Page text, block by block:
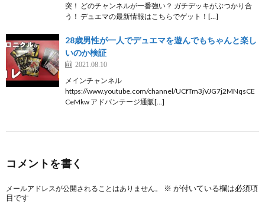
突！ どのチャンネルが一番強い？ ガチデッキがぶつかり合
う！ デュエマの最新情報はこちらでゲット！[…]
28歳男性が一人でデュエマを遊んでもちゃんと楽し
いのか検証
2021.08.10
メインチャンネル
https://www.youtube.com/channel/UCfTm3jVJG7j2MNqsCE
CeMkw アドバンテージ通販[…]
コメントを書く
メールアドレスが公開されることはありません。 ※ が付いている欄は必須項
目です